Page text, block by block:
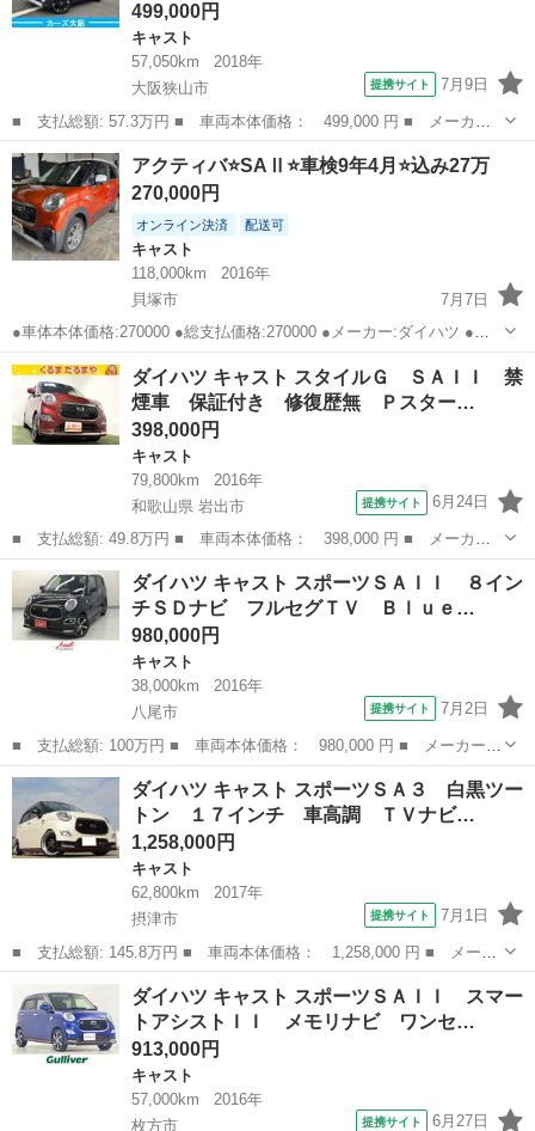
499,000円
キャスト
57,050km
2018年
大阪狭山市
提携サイト 7月9日
■ 支払総額: 57.3万円 ■ 車両本体価格： 499,000 円 ■ メーカー
名： ダイハツ ■ 車種名： キャスト ■ グレード名： アクティ
バＧ プライムコレクション ＳＡＩＩＩ ２７９７ ■ 排気量：
660cc...
大阪 大阪狭山市
アクティバ⭐️SAⅡ⭐️車検9年4月⭐️込み27万
270,000円
オンライン決済 配送可
キャスト
118,000km
2016年
貝塚市
7月7日
●車体本体価格:270000 ●総支払価格:270000 ●メーカー:ダイハツ ●車
種:キャスト ●グレード:アクティバXSAⅡ ●年式:28年 ●走行距離:11.9
万 ■お気軽にお問い合わせください ●色:オレンジ ●...
大阪 貝塚市 キャスト ミッション
ダイハツ キャスト スタイルＧ ＳＡＩＩ 禁
煙車 保証付き 修復歴無 Ｐスター…
398,000円
キャスト
79,800km
2016年
和歌山県 岩出市
提携サイト 6月24日
■ 支払総額: 49.8万円 ■ 車両本体価格： 398,000 円 ■ メーカー
名： ダイハツ ■ 車種名： キャスト ■ グレード名： スタイル
Ｇ ＳＡＩＩ 禁煙車 保証付き 修復歴無 Ｐスタート 純正１５
ＡＷ ＬＥＤ...
和歌山 岩出市 キャスト
ダイハツ キャスト スポーツＳＡＩＩ ８イン
チＳＤナビ フルセグＴＶ Ｂｌｕｅ…
980,000円
キャスト
38,000km
2016年
八尾市
提携サイト 7月2日
■ 支払総額: 100万円 ■ 車両本体価格： 980,000 円 ■ メーカー
名： ダイハツ ■ 車種名： キャスト ■ グレード名： スポーツ
ＳＡＩＩ ８インチＳＤナビ フルセグＴＶ Ｂｌｕｅｔｏｏｔｈ
ＤＶＤビデオ ...
大阪 八尾市 キャスト
ダイハツ キャスト スポーツＳＡ３ 白黒ツー
トン １７インチ 車高調 ＴＶナビ…
1,258,000円
キャスト
62,800km
2017年
摂津市
提携サイト 7月1日
■ 支払総額: 145.8万円 ■ 車両本体価格： 1,258,000 円 ■ メーカ
ー名： ダイハツ ■ 車種名： キャスト ■ グレード名： スポー
ツＳＡ３ 白黒ツートン １７インチ 車高調 ＴＶナビ ・サブコ
ン７６馬...
摂津市 キャスト
ダイハツ キャスト スポーツＳＡＩＩ スマー
トアシストＩＩ メモリナビ ワンセ…
913,000円
キャスト
57,000km
2016年
枚方市
提携サイト 6月27日